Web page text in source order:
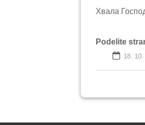
Хвала
Podelite
18. 10.